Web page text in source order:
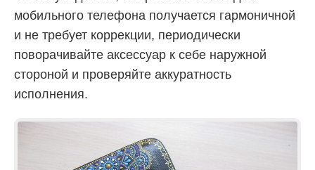
мобильного телефона получается гармоничной
и не требует коррекции, периодически
поворачивайте аксессуар к себе наружной
стороной и проверяйте аккуратность
исполнения.